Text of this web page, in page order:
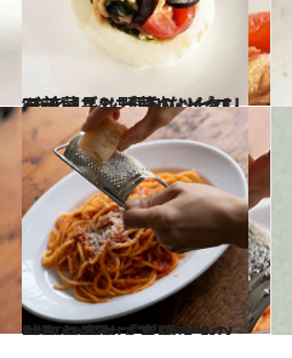
2020.4.14
“あと1品”に便利なイタリア前菜レシピ モッツァレラチーズと野菜のリピエーノ
グルメ
2019.8.17
お取り寄せ「パスタ＆ソース」6選 レストランの味をおうちで実現！
グルメ